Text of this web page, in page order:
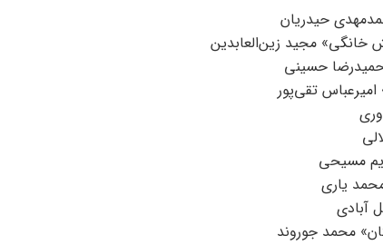
حیدریان
خانگی» مجید زین‌العابدین
حسینی
تقی‌پور
مسیحی
یاری
آبادی
محمد جوروند